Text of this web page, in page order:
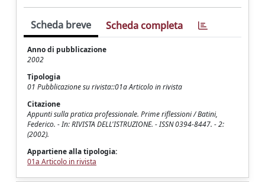
Scheda breve Scheda completa
Anno di pubblicazione
2002
Tipologia
01 Pubblicazione su rivista::01a Articolo in rivista
Citazione
Appunti sulla pratica professionale. Prime riflessioni / Batini,
Federico. - In: RIVISTA DELL'ISTRUZIONE. - ISSN 0394-8447. - 2:
(2002).
Appartiene alla tipologia:
01a Articolo in rivista